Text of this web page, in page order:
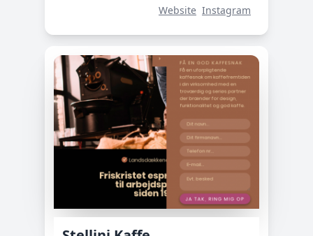
Website Instagram